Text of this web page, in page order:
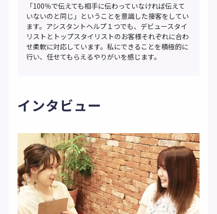
「100％で伝えても相手に伝わっていなければ伝えて
いないのと同じ」ということを意識した接客をしてい
ます。アシスタントヘルプ１つでも、デビュースタイ
リストとトップスタイリストのお客様それぞれに合わ
せ柔軟に対応しています。私にできることを積極的に
行い、任せてもらえるやりがいを感じます。
インタビュー